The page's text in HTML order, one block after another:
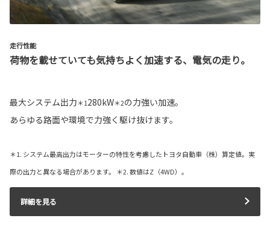
走行性能
荷物を載せていても気持ちよく加速する、電気の走り。
最大システム出力＊1280kW＊2の力強い加速。
あらゆる路面や環境で力強く駆け抜けます。
＊1. システム最高出力はモーターの特性を考慮したトヨタ自動車（株）算定値。実
際の出力と異なる場合があります。 ＊2. 数値はZ（4WD）。
詳細を見る